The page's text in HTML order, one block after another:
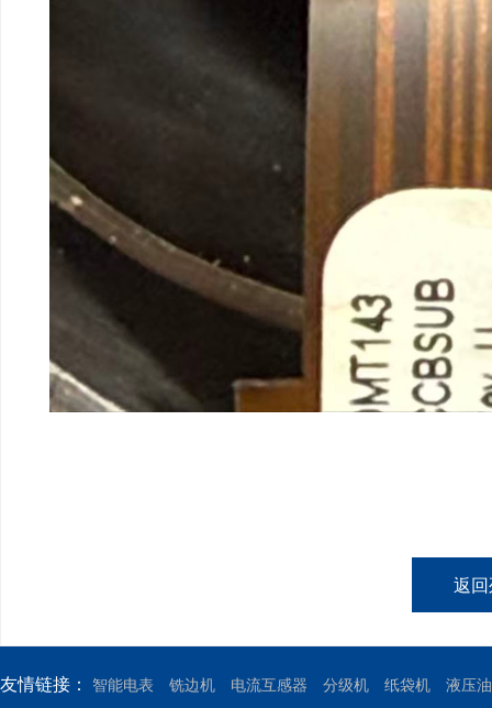
返
友情链接： 智能电表 铣边机 电流互感器 分级机 纸袋机 液压